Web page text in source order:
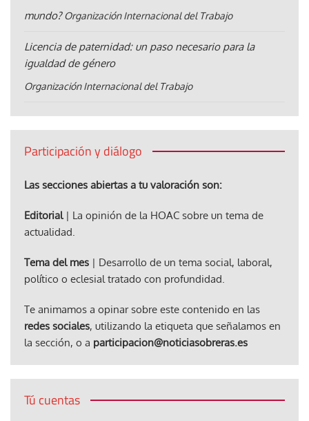
mundo? Organización Internacional del Trabajo
Licencia de paternidad: un paso necesario para la
igualdad de género
Organización Internacional del Trabajo
Participación y diálogo
Las secciones abiertas a tu valoración son:
Editorial| La opinión de la HOAC sobre un tema de
actualidad.
Tema del mes | Desarrollo de un tema social, laboral,
político o eclesial tratado con profundidad.
Te animamos a opinar sobre este contenido en las
redes sociales, utilizando la etiqueta que señalamos en
la sección, o a participacion@noticiasobreras.es
Tú cuentas